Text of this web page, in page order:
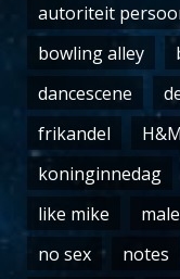
autoriteit
bowling alley
dancescene
frikandel
H&M
koninginnedag
like mike
no sex
notes